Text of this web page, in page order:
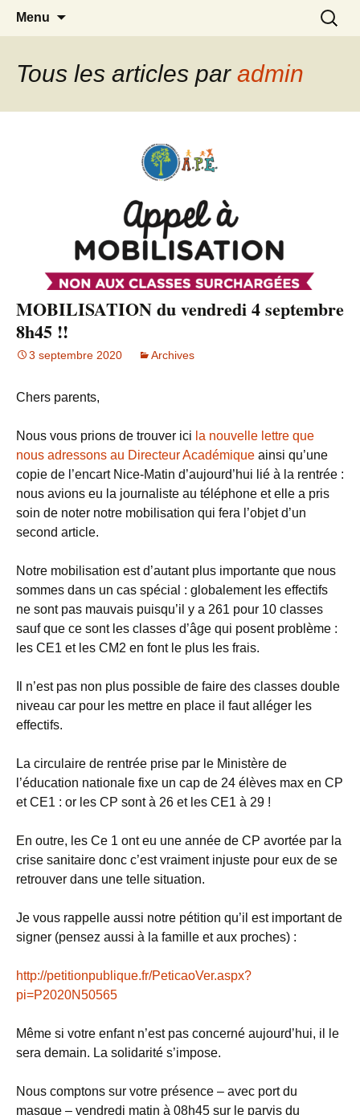
APE du Rouret
Association des parents d'élèves des
écoles maternelle et élémentaire du
Menu
Tous les articles par admin
MOBILISATION du vendredi 4 septembre
8h45 !!
3 septembre 2020 Archives
Chers parents,
Nous vous prions de trouver ici la nouvelle lettre que
nous adressons au Directeur Académique ainsi qu’une
copie de l’encart Nice-Matin d’aujourd’hui lié à la rentrée :
nous avions eu la journaliste au téléphone et elle a pris
soin de noter notre mobilisation qui fera l’objet d’un
second article.
Notre mobilisation est d’autant plus importante que nous
sommes dans un cas spécial : globalement les effectifs
ne sont pas mauvais puisqu’il y a 261 pour 10 classes
sauf que ce sont les classes d’âge qui posent problème :
les CE1 et les CM2 en font le plus les frais.
Il n’est pas non plus possible de faire des classes double
niveau car pour les mettre en place il faut alléger les
effectifs.
La circulaire de rentrée prise par le Ministère de
l’éducation nationale fixe un cap de 24 élèves max en CP
et CE1 : or les CP sont à 26 et les CE1 à 29 !
En outre, les Ce 1 ont eu une année de CP avortée par la
crise sanitaire donc c’est vraiment injuste pour eux de se
retrouver dans une telle situation.
Je vous rappelle aussi notre pétition qu’il est important de
signer (pensez aussi à la famille et aux proches) :
http://petitionpublique.fr/PeticaoVer.aspx?
pi=P2020N50565
Même si votre enfant n’est pas concerné aujourd’hui, il le
sera demain. La solidarité s’impose.
Nous comptons sur votre présence – avec port du
masque – vendredi matin à 08h45 sur le parvis du